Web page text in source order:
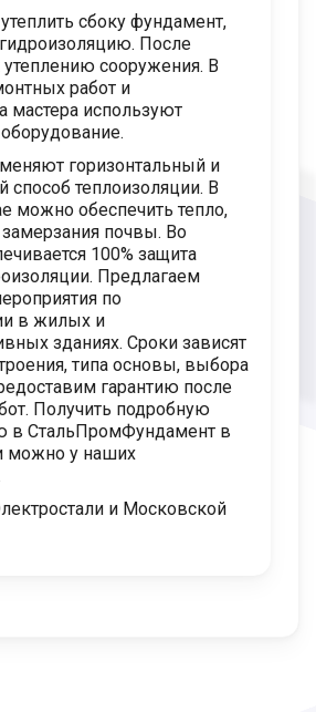
сбоку фундамент,
После
утеплению сооружения. В
работ и
мастера используют
горизонтальный и
способ теплоизоляции. В
можно обеспечить тепло,
замерзания почвы. Во
100% защита
Предлагаем
по
в жилых и
зданиях. Сроки зависят
типа основы, выбора
гарантию после
Получить подробную
в СтальПромФундамент в
можно у наших
и Московской